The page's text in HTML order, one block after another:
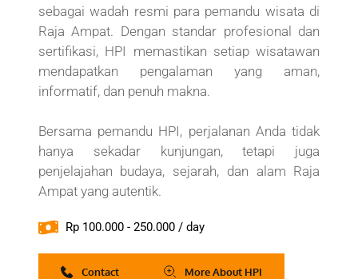
sebagai wadah resmi para pemandu wisata di
Raja Ampat. Dengan standar profesional dan
sertifikasi, HPI memastikan setiap wisatawan
mendapatkan pengalaman yang aman,
informatif, dan penuh makna.
Bersama pemandu HPI, perjalanan Anda tidak
hanya sekadar kunjungan, tetapi juga
penjelajahan budaya, sejarah, dan alam Raja
Ampat yang autentik.
Rp 100.000 - 250.000 / day
Contact More About HPI